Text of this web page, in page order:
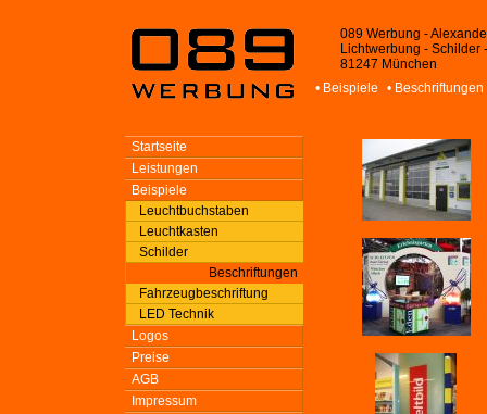
• Beispiele • Beschriftungen
Startseite
Leistungen
Beispiele
Leuchtbuchstaben
Leuchtkasten
Schilder
Beschriftungen
Fahrzeugbeschriftung
LED Technik
Logos
Preise
AGB
Impressum
089 Werbung -
Lichtwerbung - Schilder
81247 München